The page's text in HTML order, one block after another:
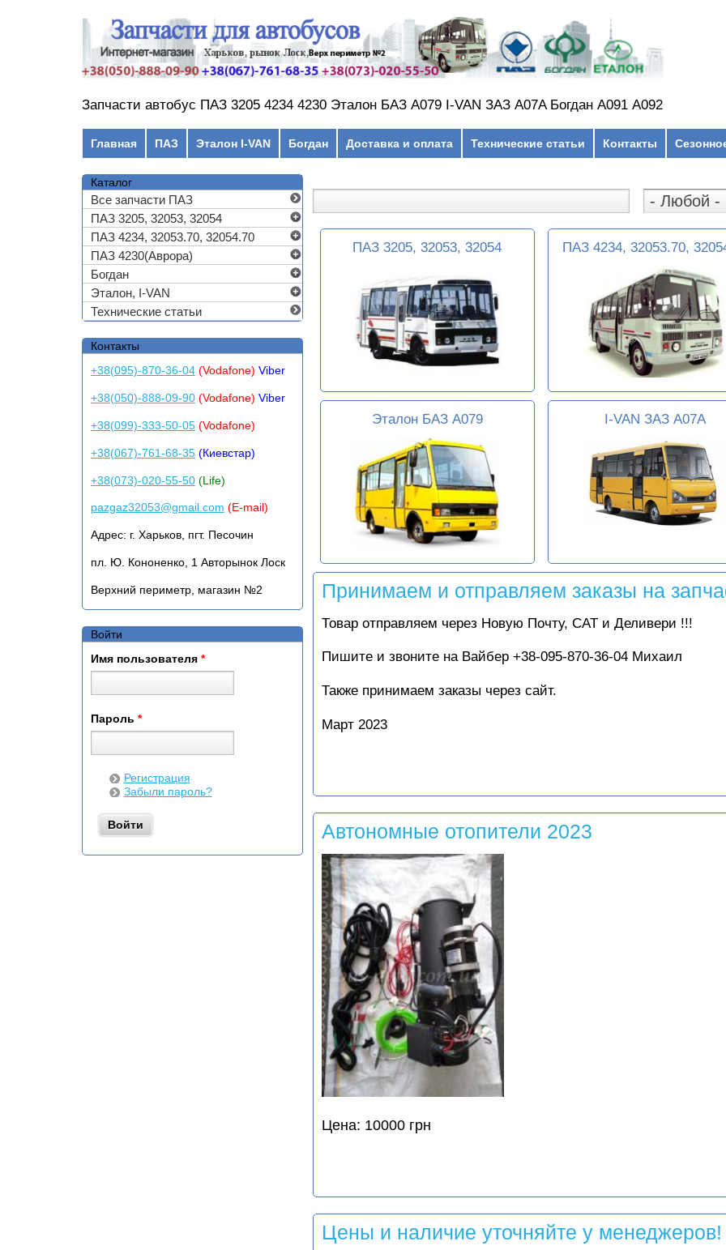
Запчасти автобус ПАЗ 3205 4234 4230 Эталон БАЗ А079 I-VAN ЗАЗ A07A Богдан А091 А092
Главная ПАЗ Эталон I-VAN Богдан Доставка и оплата Технические статьи Контакты
ПАЗ 3205, 32053, 32054 ПАЗ 4234, 32053.70,
Эталон БАЗ А079 I-VAN ЗАЗ A07A
Принимаем и отправляем заказы на
Товар отправляем через Новую Почту, САТ и Деливери !!!
Пишите и звоните на Вайбер +38-095-870-36-04 Михаил
Также принимаем заказы через сайт.
Март 2023
Автономные отопители 2023
Цена: 10000 грн
Цены и наличие уточняйте у менеджеров!
Каталог
Все запчасти ПАЗ
ПАЗ 3205, 32053, 32054
ПАЗ 4234, 32053.70, 32054.70
ПАЗ 4230(Аврора)
Богдан
Эталон, I-VAN
Технические статьи
Контакты
+38(095)-870-36-04(Vodafone) Viber
+38(050)-888-09-90(Vodafone) Viber
+38(099)-333-50-05(Vodafone)
+38(067)-761-68-35(Киевстар)
+38(073)-020-55-50(Life)
pazgaz32053@gmail.com (E-mail)
Адрес: г. Харьков, пгт. Песочин
пл. Ю. Кононенко, 1 Авторынок Лоск
Верхний периметр, магазин №2
Войти
Имя пользователя *
Пароль *
Регистрация
Забыли пароль?